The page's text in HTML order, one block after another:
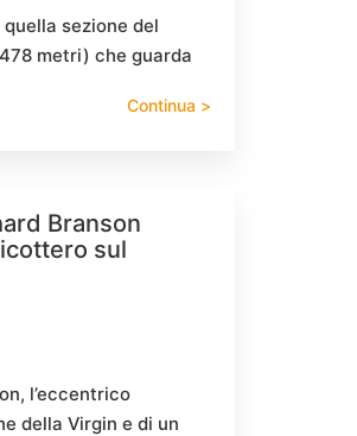
sezione del
metri) che guarda
Continua >
Branson
sul
l’eccentrico
della Virgin e di un